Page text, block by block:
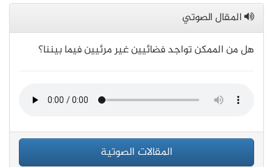
المقال الصوتي
هل من الممكن تواجد فضائيين غير مرئيين فيما بيننا؟
المقالات الصوتية